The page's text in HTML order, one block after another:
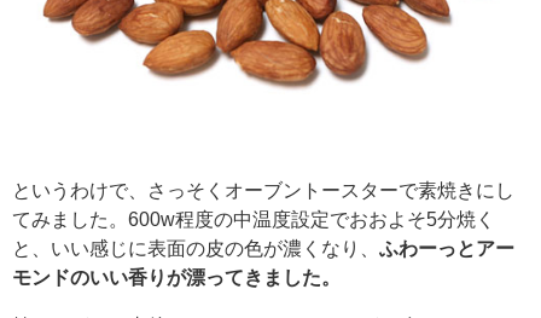
というわけで、さっそくオーブントースターで素焼きにし
てみました。600w程度の中温度設定でおおよそ5分焼く
と、いい感じに表面の皮の色が濃くなり、 ふわーっとアー
モンドのいい香りが漂ってきました。